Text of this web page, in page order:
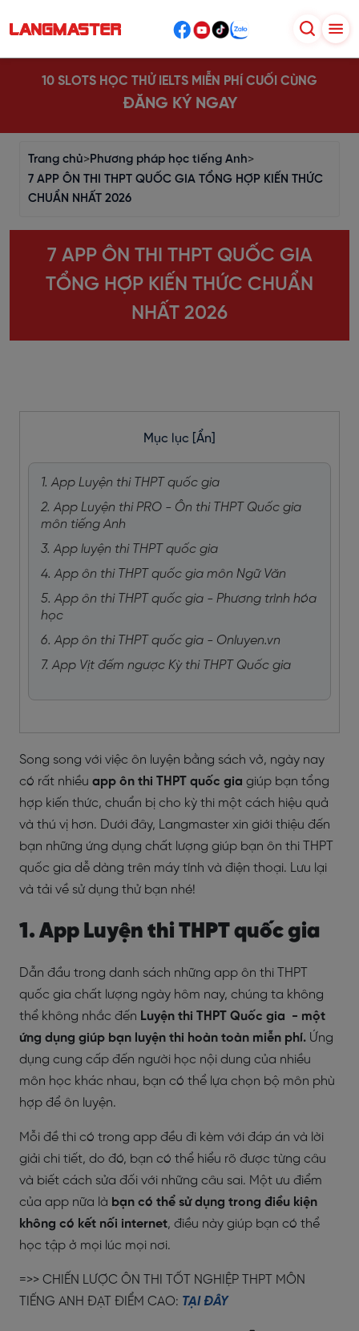
10 SLOTS HỌC THỬ IELTS MIỄN PHÍ CUỐI CÙNG
ĐĂNG KÝ NGAY
Trang chủ>Phương pháp học tiếng Anh>
7 APP ÔN THI THPT QUỐC GIA TỔNG HỢP KIẾN THỨC
CHUẨN NHẤT 2026
7 APP ÔN THI THPT QUỐC GIA
TỔNG HỢP KIẾN THỨC CHUẨN
NHẤT 2026
Mục lục [Ẩn]
1. App Luyện thi THPT quốc gia
2. App Luyện thi PRO - Ôn thi THPT Quốc gia
môn tiếng Anh
3. App luyện thi THPT quốc gia
4. App ôn thi THPT quốc gia môn Ngữ Văn
5. App ôn thi THPT quốc gia - Phương trình hóa
học
6. App ôn thi THPT quốc gia - Onluyen.vn
7. App Vịt đếm ngược Kỳ thi THPT Quốc gia
Song song với việc ôn luyện bằng sách vở, ngày nay
có rất nhiều app ôn thi THPT quốc gia giúp bạn tổng
hợp kiến thức, chuẩn bị cho kỳ thi một cách hiệu quả
và thú vị hơn. Dưới đây, Langmaster xin giới thiệu đến
bạn những ứng dụng chất lượng giúp bạn ôn thi THPT
quốc gia dễ dàng trên máy tính và điện thoại. Lưu lại
và tải về sử dụng thử bạn nhé!
1. App Luyện thi THPT quốc gia
Dẫn đầu trong danh sách những app ôn thi THPT
quốc gia chất lượng ngày hôm nay, chúng ta không
thể không nhắc đến Luyện thi THPT Quốc gia - một
ứng dụng giúp bạn luyện thi hoàn toàn miễn phí. Ứng
dụng cung cấp đến người học nội dung của nhiều
môn học khác nhau, bạn có thể lựa chọn bộ môn phù
hợp để ôn luyện.
Mỗi đề thi có trong app đều đi kèm với đáp án và lời
giải chi tiết, do đó, bạn có thể hiểu rõ được từng câu
và biết cách sửa đối với những câu sai. Một ưu điểm
của app nữa là bạn có thể sử dụng trong điều kiện
không có kết nối internet, điều này giúp bạn có thể
học tập ở mọi lúc mọi nơi.
=>> CHIẾN LƯỢC ÔN THI TỐT NGHIỆP THPT MÔN
TIẾNG ANH ĐẠT ĐIỂM CAO: TẠI ĐÂY